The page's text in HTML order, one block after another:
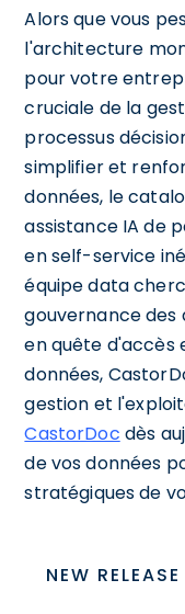
Alors que vous
l'architecture
pour votre
cruciale de la
processus
simplifier et
données, le
assistance IA de
en self-service
équipe data
gouvernance des
en quête d'accès
données,
gestion et
CastorDoc dès
de vos données
stratégiques de
NEW RELEASE